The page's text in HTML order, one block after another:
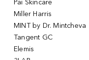
Pai Skincare
Miller Harris
MINT by Dr. Mintcheva
Tangent GC
Elemis